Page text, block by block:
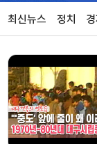
최신뉴스 정치